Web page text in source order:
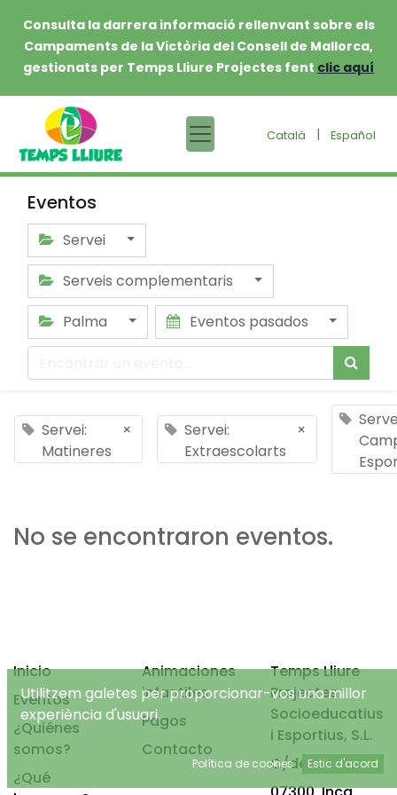
Consulta la darrera informació rellenvant sobre els
Campaments de la Victòria del Consell de Mallorca,
gestionats per Temps Lliure Projectes fent clic aquí
Català | Español
Eventos
Servei
Serveis complementaris
Palma
Eventos pasados
Servei:
Matineres
×
Servei:
Extraescolarts
×
No se encontraron eventos.
Inicio
Eventos
¿Quiénes
somos?
¿Qué
Animaciones
infantiles
Pagos
Contacto
Temps Lliure
Projectes
Socioeducatius
i Esportius, S.L.
C/de Mancor, 4
Utilitzem galetes per proporcionar-vos una millor
experiència d'usuari.
Política de cookies Estic d'acord